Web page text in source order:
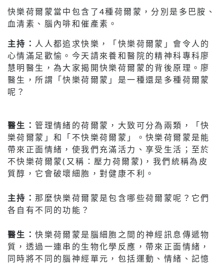
快樂荷爾蒙當中包含了4種荷爾蒙，分別是多巴胺、
血清素、腦內啡和催產素。
主持： 人人都追求快樂，「快樂荷爾蒙」會令人的
心情滿足歡愉。今天請來養和醫院的精神科專科廖
慧明醫生，為大家揭開快樂荷爾蒙的背後原理。廖
醫生，所謂「快樂荷爾蒙」是一種還是多種荷爾蒙
呢？
醫生：管理情緒的荷爾蒙，大致可分為兩類，「快
樂荷爾蒙」和「不快樂荷爾蒙」。快樂荷爾蒙是能
帶來正面情緒，使我們充滿活力、享受生活；至於
不快樂荷爾蒙(又稱：壓力荷爾蒙)，我們統稱為皮
質醇，它會破壞細胞，對健康不利。
主持：那麼快樂荷爾蒙是包含哪些荷爾蒙呢？它們
各自有不同的功能？
醫生：快樂荷爾蒙是腦細胞之間的神經訊息傳遞物
質，透過一連串的生物化學反應，帶來正面情緒，
同時將不同的腦神經單元，包括運動、情緒、記憶